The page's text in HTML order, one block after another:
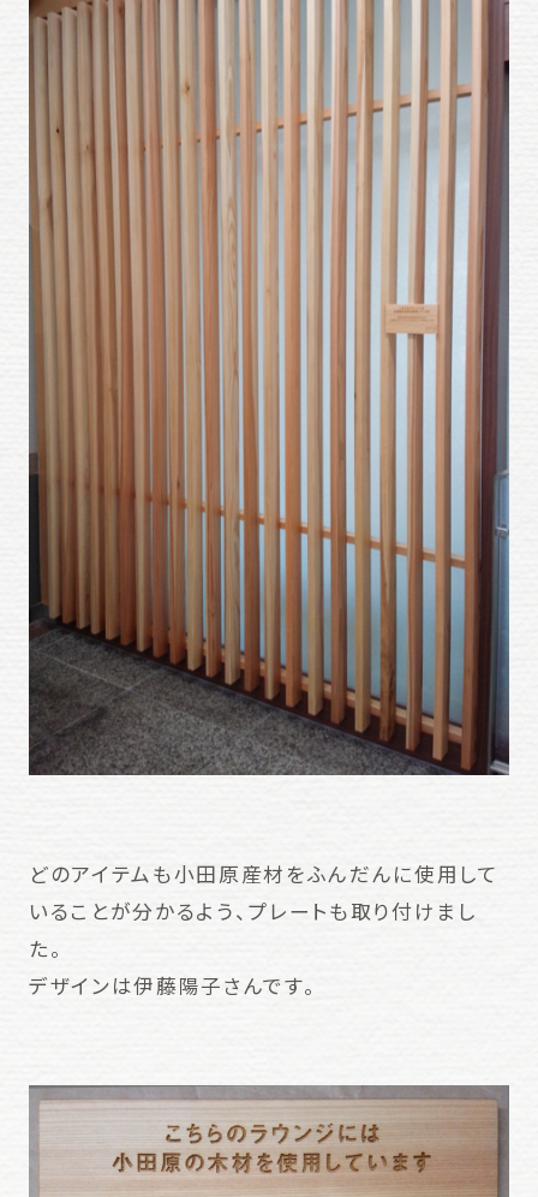
どのアイテムも小田原産材をふんだんに使用して
いることが分かるよう、プレートも取り付けまし
た。
デザインは伊藤陽子さんです。